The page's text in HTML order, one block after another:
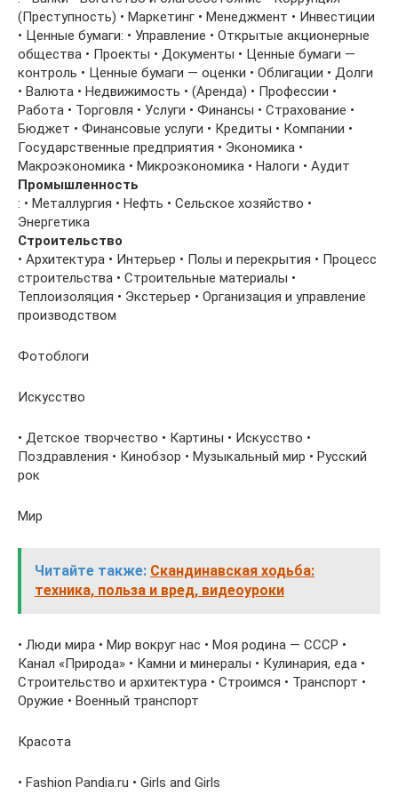
(Преступность) • Маркетинг • Менеджмент • Инвестиции
• Ценные бумаги: • Управление • Открытые акционерные
общества • Проекты • Документы • Ценные бумаги —
контроль • Ценные бумаги — оценки • Облигации • Долги
• Валюта • Недвижимость • (Аренда) • Профессии •
Работа • Торговля • Услуги • Финансы • Страхование •
Бюджет • Финансовые услуги • Кредиты • Компании •
Государственные предприятия • Экономика •
Макроэкономика • Микроэкономика • Налоги • Аудит
Промышленность
: • Металлургия • Нефть • Сельское хозяйство •
Энергетика
Строительство
• Архитектура • Интерьер • Полы и перекрытия • Процесс
строительства • Строительные материалы •
Теплоизоляция • Экстерьер • Организация и управление
производством
Фотоблоги
Искусство
• Детское творчество • Картины • Искусство •
Поздравления • Кинобзор • Музыкальный мир • Русский
рок
Мир
Читайте также: Скандинавская ходьба:
техника, польза и вред, видеоуроки
• Люди мира • Мир вокруг нас • Моя родина — СССР •
Канал «Природа» • Камни и минералы • Кулинария, еда •
Строительство и архитектура • Строимся • Транспорт •
Оружие • Военный транспорт
Красота
• Fashion Pandia.ru • Girls and Girls